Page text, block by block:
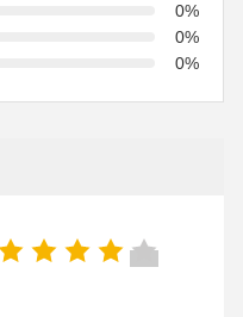
0%
0%
0%